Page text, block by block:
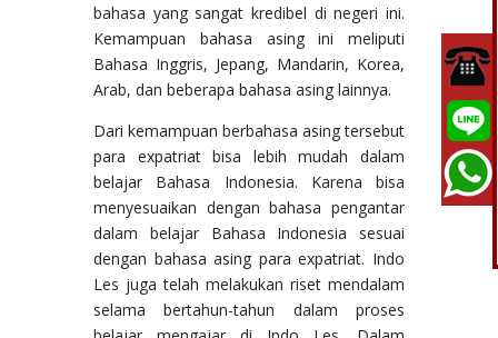
bahasa yang sangat kredibel di negeri ini.
Kemampuan bahasa asing ini meliputi
Bahasa Inggris, Jepang, Mandarin, Korea,
Arab, dan beberapa bahasa asing lainnya.
Dari kemampuan berbahasa asing tersebut
para expatriat bisa lebih mudah dalam
belajar Bahasa Indonesia. Karena bisa
menyesuaikan dengan bahasa pengantar
dalam belajar Bahasa Indonesia sesuai
dengan bahasa asing para expatriat. Indo
Les juga telah melakukan riset mendalam
selama bertahun-tahun dalam proses